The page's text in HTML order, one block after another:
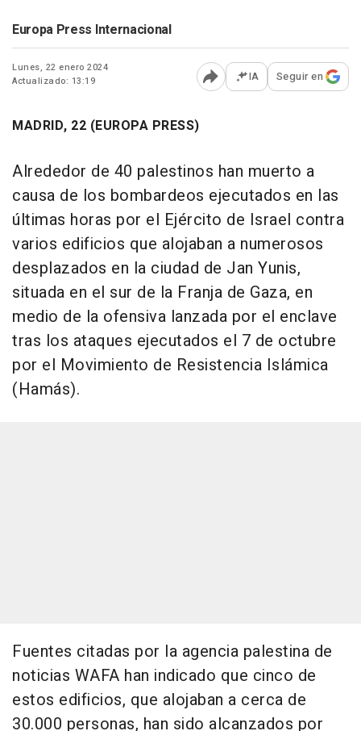
Europa Press Internacional
Lunes, 22 enero 2024
Actualizado: 13:19
Abrir opciones para
IA Seguir en
MADRID, 22 (EUROPA PRESS)
Alrededor de 40 palestinos han muerto a
causa de los bombardeos ejecutados en las
últimas horas por el Ejército de Israel contra
varios edificios que alojaban a numerosos
desplazados en la ciudad de Jan Yunis,
situada en el sur de la Franja de Gaza, en
medio de la ofensiva lanzada por el enclave
tras los ataques ejecutados el 7 de octubre
por el Movimiento de Resistencia Islámica
(Hamás).
Fuentes citadas por la agencia palestina de
noticias WAFA han indicado que cinco de
estos edificios, que alojaban a cerca de
30.000 personas, han sido alcanzados por